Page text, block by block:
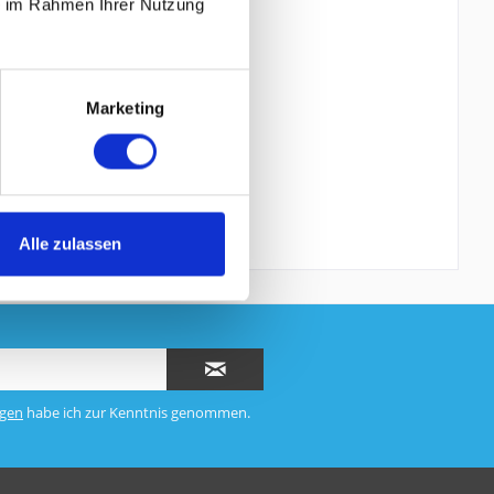
Rahmen Ihrer Nutzung
Marketing
Alle zulassen
habe ich zur Kenntnis genommen.